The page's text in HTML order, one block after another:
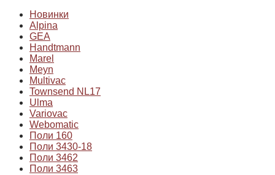
Новинки
Alpina
GEA
Handtmann
Marel
Meyn
Multivac
Townsend NL17
Ulma
Variovac
Webomatic
Поли 160
Поли 3430-18
Поли 3462
Поли 3463